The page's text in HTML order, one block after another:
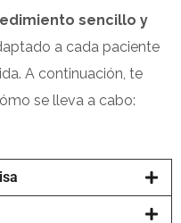
sencillo y
a cada paciente
A continuación, te
se lleva a cabo: